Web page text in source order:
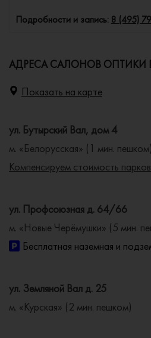
Подробности и запись: 8 (495)
АДРЕСА САЛОНОВ ОПТИКИ
Показать на карте
ул. Бутырский Вал, дом 4
м. «Белорусская» (1 мин. пешком)
Компенсируем стоимость
ул. Профсоюзная д. 64/66
м. «Новые Черёмушки» (5 мин.
Бесплатная наземная и
ул. Земляной Вал д. 25
м. «Курская» (2 мин. пешком)